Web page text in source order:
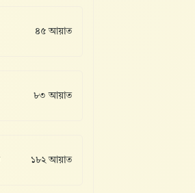
৪৫ আয়াত
৮৩ আয়াত
১৮২ আয়াত